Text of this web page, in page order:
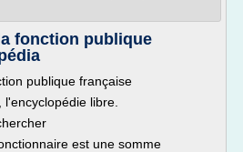
fonction publique
publique française
libre.
est une somme